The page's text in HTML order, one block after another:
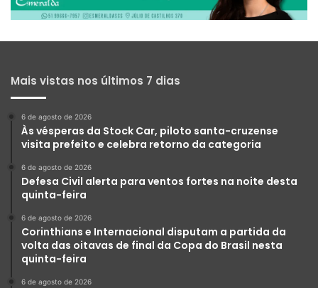
Mais vistas nos últimos 7 dias
6 de agosto de 2026
Às vésperas da Stock Car, piloto santa-cruzense
visita prefeito e celebra retorno da categoria
6 de agosto de 2026
Defesa Civil alerta para ventos fortes na noite desta
quinta-feira
6 de agosto de 2026
Corinthians e Internacional disputam a partida da
volta das oitavas de final da Copa do Brasil nesta
quinta-feira
6 de agosto de 2026